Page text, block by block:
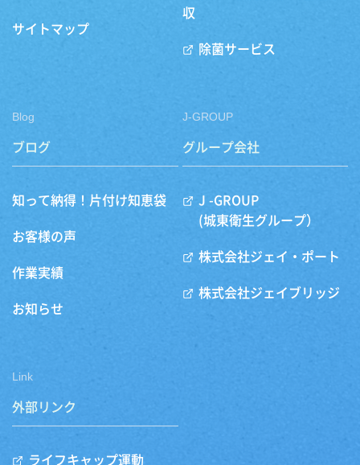
サイトマップ
収
除菌サービス
Blog
ブログ
知って納得！片付け知恵袋
お客様の声
作業実績
お知らせ
J-GROUP
グループ会社
J -GROUP
(城東衛生グループ）
株式会社ジェイ・ポート
株式会社ジェイブリッジ
Link
外部リンク
ライフキャップ運動